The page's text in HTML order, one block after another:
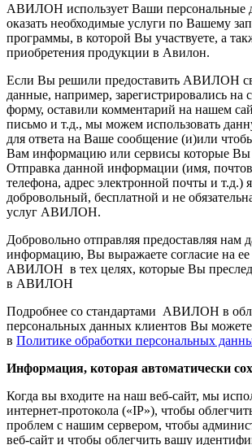
АВИЛОН использует Ваши персональные
оказать необходимые услуги по Вашему
программы, в которой Вы участвуете, а
приобретения продукции в Авилон.
Если Вы решили предоставить АВИЛОН
данные, например, зарегистрировались на
форму, оставили комментарий на нашем
письмо и т.д., мы можем использовать
для ответа на Ваше сообщение (и)или
Вам информацию или сервисы которые Вы
Отправка данной информации (имя,
телефона, адрес электронной почты и т.д.)
добровольный, бесплатной и не
услуг АВИЛОН.
Добровольно отправляя предоставляя нам
информацию, Вы выражаете согласие на ее
АВИЛОН в тех целях, которые Вы
в АВИЛОН
Подробнее со стандартами АВИЛОН в
персональных данных клиентов Вы можете
в Политике обработки персональных
Информация, которая автоматически
Когда вы входите на наш веб-сайт, мы
интернет-протокола («IP»), чтобы
проблем с нашим сервером, чтобы
веб-сайт и чтобы облегчить вашу